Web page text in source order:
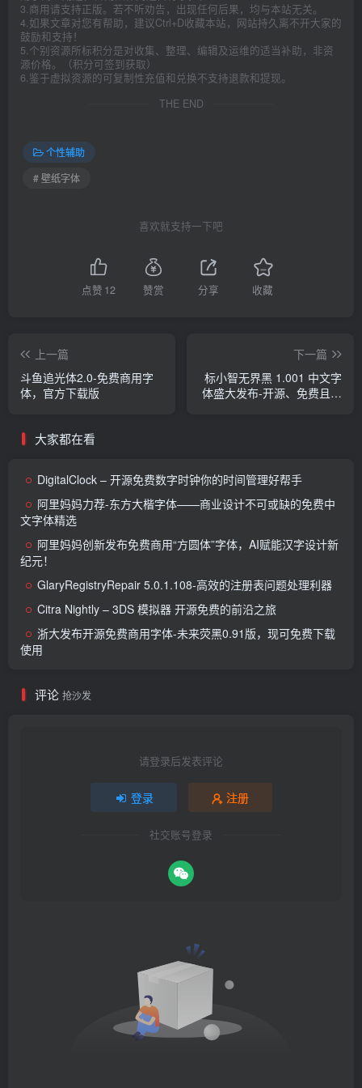
3.商用请支持正版。若不听劝告，出现任何后果，均与本站无关。
4.如果文章对您有帮助，建议Ctrl+D收藏本站，网站持久离不开大家的
鼓励和支持！
5.个别资源所标积分是对收集、整理、编辑及运维的适当补助，非资
源价格。（积分可签到获取）
6.鉴于虚拟资源的可复制性充值和兑换不支持退款和提现。
THE END
个性辅助
# 壁纸字体
喜欢就支持一下吧
点赞 12 赞赏 分享 收藏
上一篇
斗鱼追光体2.0-免费商用字
体，官方下载版
下一篇
标小智无界黑 1.001 中文字
体盛大发布-开源、免费且支
大家都在看
DigitalClock – 开源免费数字时钟你的时间管理好帮手
阿里妈妈力荐-东方大楷字体——商业设计不可或缺的免费中
文字体精选
阿里妈妈创新发布免费商用“方圆体”字体，AI赋能汉字设计新
纪元！
GlaryRegistryRepair 5.0.1.108-高效的注册表问题处理利器
Citra Nightly – 3DS 模拟器 开源免费的前沿之旅
浙大发布开源免费商用字体-未来荧黑0.91版，现可免费下载
使用
评论 抢沙发
请登录后发表评论
登录 注册
社交账号登录